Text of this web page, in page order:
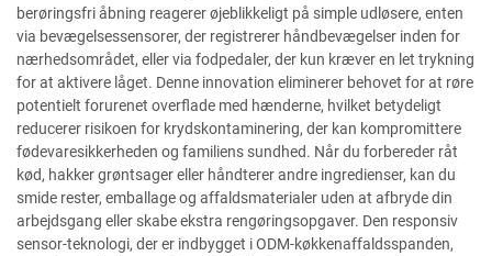
berøringsfri åbning reagerer øjeblikkeligt på simple udløsere, enten
via bevægelsessensorer, der registrerer håndbevægelser inden for
nærhedsområdet, eller via fodpedaler, der kun kræver en let trykning
for at aktivere låget. Denne innovation eliminerer behovet for at røre
potentielt forurenet overflade med hænderne, hvilket betydeligt
reducerer risikoen for krydskontaminering, der kan kompromittere
fødevaresikkerheden og familiens sundhed. Når du forbereder råt
kød, hakker grøntsager eller håndterer andre ingredienser, kan du
smide rester, emballage og affaldsmaterialer uden at afbryde din
arbejdsgang eller skabe ekstra rengøringsopgaver. Den responsiv
sensor-teknologi, der er indbygget i ODM-køkkenaffaldsspanden,